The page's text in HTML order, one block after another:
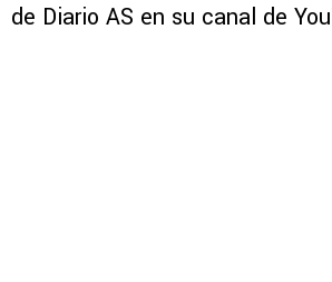
de Diario AS en su canal de